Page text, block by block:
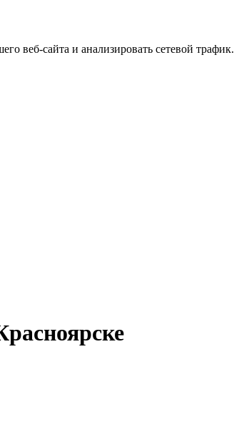
веб-сайта и анализировать сетевой трафик.